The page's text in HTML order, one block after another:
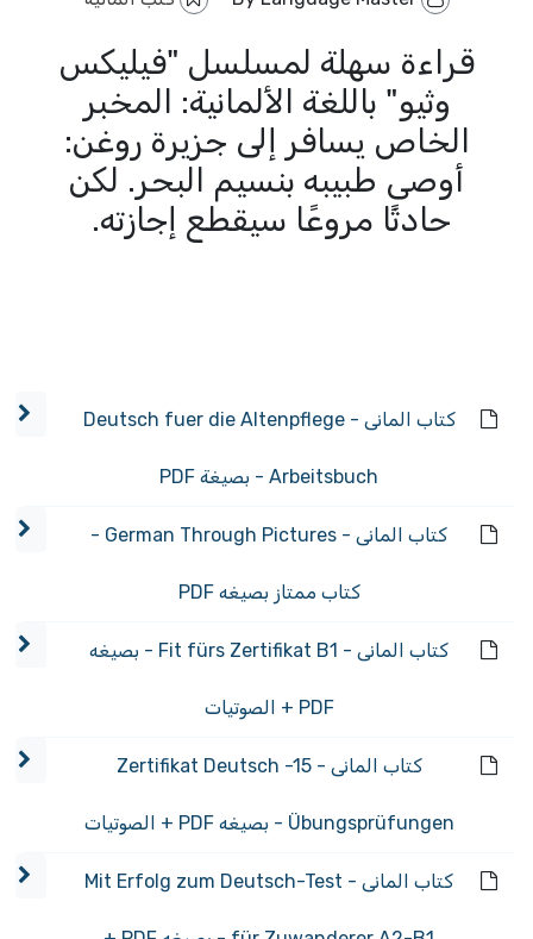
قراءة سهلة لمسلسل "فيليكس
وثيو" باللغة الألمانية: المخبر
الخاص يسافر إلى جزيرة روغن:
أوصى طبيبه بنسيم البحر. لكن
حادثًا مروعًا سيقطع إجازته.
كتاب المانى - Deutsch fuer die Altenpflege
Arbeitsbuch - بصيغة PDF
كتاب المانى - German Through Pictures -
كتاب ممتاز بصيغه PDF
كتاب المانى - Fit fürs Zertifikat B1 - بصيغه
PDF + الصوتيات
كتاب المانى - Zertifikat Deutsch -15
Übungsprüfungen - بصيغه PDF + الصوتيات
كتاب المانى - Mit Erfolg zum Deutsch-Test